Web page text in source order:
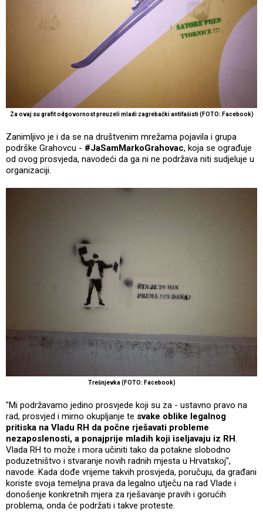
Za ovaj su grafit odgovornost preuzeli mladi zagrebački antifašisti (FOTO: Facebook)
Zanimljivo je i da se na društvenim mrežama pojavila i grupa
podrške Grahovcu - #JaSamMarkoGrahovac, koja se ograđuje
od ovog prosvjeda, navodeći da ga ni ne podržava niti sudjeluje u
organizaciji.
Trešnjevka (FOTO: Facebook)
"Mi podržavamo jedino prosvjede koji su za - ustavno pravo na
rad, prosvjed i mirno okupljanje te svake oblike legalnog
pritiska na Vladu RH da počne rješavati probleme
nezaposlenosti, a ponajprije mladih koji iseljavaju iz RH.
Vlada RH to može i mora učiniti tako da potakne slobodno
poduzetništvo i stvaranje novih radnih mjesta u Hrvatskoj",
navode. Kada dođe vrijeme takvih prosvjeda, poručuju, da građani
koriste svoja temeljna prava da legalno utječu na rad Vlade i
donošenje konkretnih mjera za rješavanje pravih i gorućih
problema, onda će podržati i takve proteste.